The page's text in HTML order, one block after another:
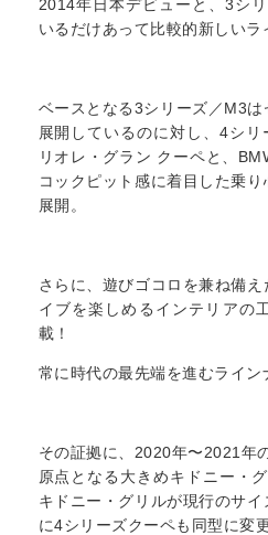
2014年日本デビューと、3シ
いるだけあって比較的新しいラ
ベースとなる3シリーズ／M3
展開しているのに対し、4シ
リオレ・グラン クーペと、
コックピット感に着目した乗
展開。
さらに、遊びゴコロを兼ね備
イブを楽しめるインテリアの
載！
常に時代の最先端を進むライン
その証拠に、2020年〜2021年
原点となる大きめキドニー・
キドニー・グリルが現行のサ
に4シリーズクーペも同型に変